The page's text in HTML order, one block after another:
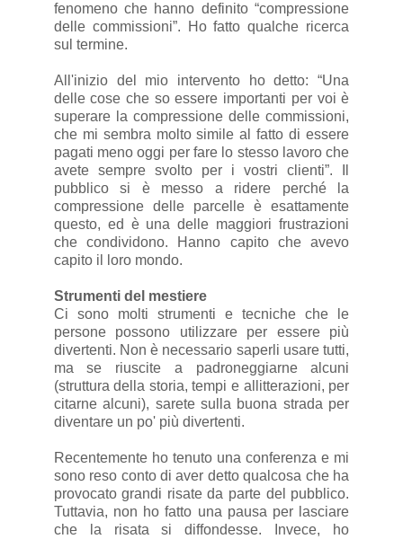
fenomeno che hanno definito “compressione
delle commissioni”. Ho fatto qualche ricerca
sul termine.
All'inizio del mio intervento ho detto: “Una
delle cose che so essere importanti per voi è
superare la compressione delle commissioni,
che mi sembra molto simile al fatto di essere
pagati meno oggi per fare lo stesso lavoro che
avete sempre svolto per i vostri clienti”. Il
pubblico si è messo a ridere perché la
compressione delle parcelle è esattamente
questo, ed è una delle maggiori frustrazioni
che condividono. Hanno capito che avevo
capito il loro mondo.
Strumenti del mestiere
Ci sono molti strumenti e tecniche che le
persone possono utilizzare per essere più
divertenti. Non è necessario saperli usare tutti,
ma se riuscite a padroneggiarne alcuni
(struttura della storia, tempi e allitterazioni, per
citarne alcuni), sarete sulla buona strada per
diventare un po' più divertenti.
Recentemente ho tenuto una conferenza e mi
sono reso conto di aver detto qualcosa che ha
provocato grandi risate da parte del pubblico.
Tuttavia, non ho fatto una pausa per lasciare
che la risata si diffondesse. Invece, ho